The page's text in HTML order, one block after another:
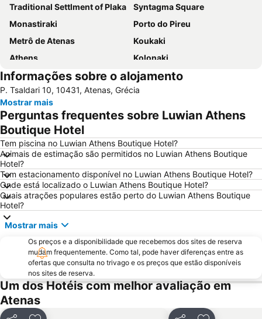
Traditional Settlment of Plaka
Syntagma Square
Monastiraki
Porto do Pireu
Metrô de Atenas
Koukaki
Athens
Kolonaki
Parthenon
Lavrio Port
Psirri
Kallithea
Megaron - Athens International Conference Centre
Christmas at Syntagma Square
War Museum
Praia Astir
Odeon de Herodes Ático
Areios Pagos
Templo de Zeus Olímpico
Omonia
Avlaki
Templo de Poseidon
Eretria
OAKA Olympic Stadium
Rafina Port
Passeio por Atenas
Museu da Acrópole
Neo Iraklio Attikis
Peiraiki
Thissio
Square of Kolonaki
Temple of Rome and Augustus
Egaleo
Agia Paraskevi
Metropolitan EXPO
Makronisos
Informações sobre o alojamento
P. Tsaldari 10, 10431, Atenas, Grécia
Mostrar mais
Perguntas frequentes sobre Luwian Athens
Boutique Hotel
Tem piscina no Luwian Athens Boutique Hotel?
Animais de estimação são permitidos no Luwian Athens Boutique
Hotel?
Tem estacionamento disponível no Luwian Athens Boutique Hotel?
Onde está localizado o Luwian Athens Boutique Hotel?
Quais atrações populares estão perto do Luwian Athens Boutique
Hotel?
Mostrar mais
Os preços e a disponibilidade que recebemos dos sites de reserva
mudam frequentemente. Como tal, pode haver diferenças entre as
ofertas que consulta no trivago e os preços que estão disponíveis
nos sites de reserva.
Um dos Hotéis com melhor avaliação em
Atenas